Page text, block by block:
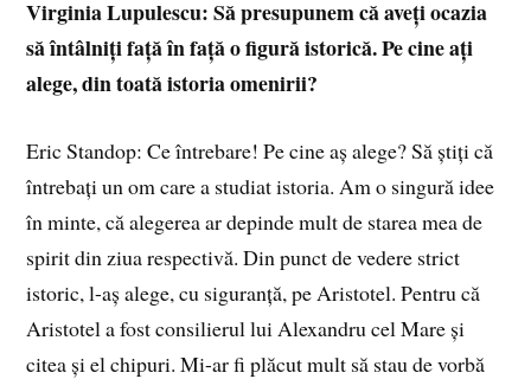
Virginia Lupulescu: Să presupunem că aveți ocazia
să întâlniți față în față o figură istorică. Pe cine ați
alege, din toată istoria omenirii?
Eric Standop: Ce întrebare! Pe cine aș alege? Să știți că
întrebați un om care a studiat istoria. Am o singură idee
în minte, că alegerea ar depinde mult de starea mea de
spirit din ziua respectivă. Din punct de vedere strict
istoric, l-aș alege, cu siguranță, pe Aristotel. Pentru că
Aristotel a fost consilierul lui Alexandru cel Mare și
citea și el chipuri. Mi-ar fi plăcut mult să stau de vorbă